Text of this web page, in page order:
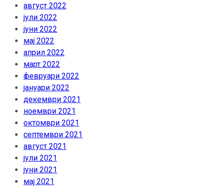
август 2022
јули 2022
јуни 2022
мај 2022
април 2022
март 2022
февруари 2022
јануари 2022
декември 2021
ноември 2021
октомври 2021
септември 2021
август 2021
јули 2021
јуни 2021
мај 2021